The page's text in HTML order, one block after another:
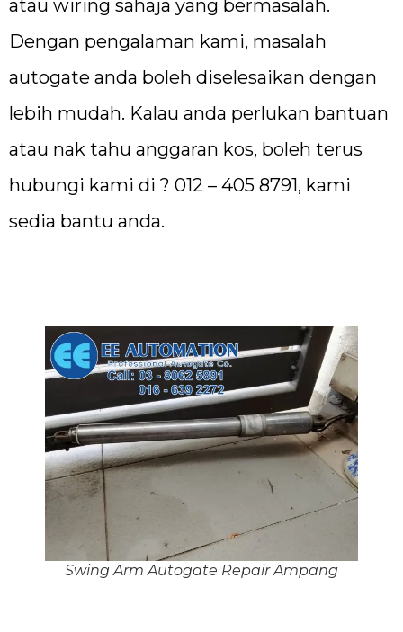
atau wiring sahaja yang bermasalah.
Dengan pengalaman kami, masalah
autogate anda boleh diselesaikan dengan
lebih mudah. Kalau anda perlukan bantuan
atau nak tahu anggaran kos, boleh terus
hubungi kami di ? 012 – 405 8791, kami
sedia bantu anda.
Swing Arm Autogate Repair Ampang